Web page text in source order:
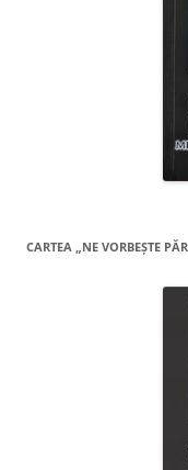
CARTEA „NE VORBEŞTE